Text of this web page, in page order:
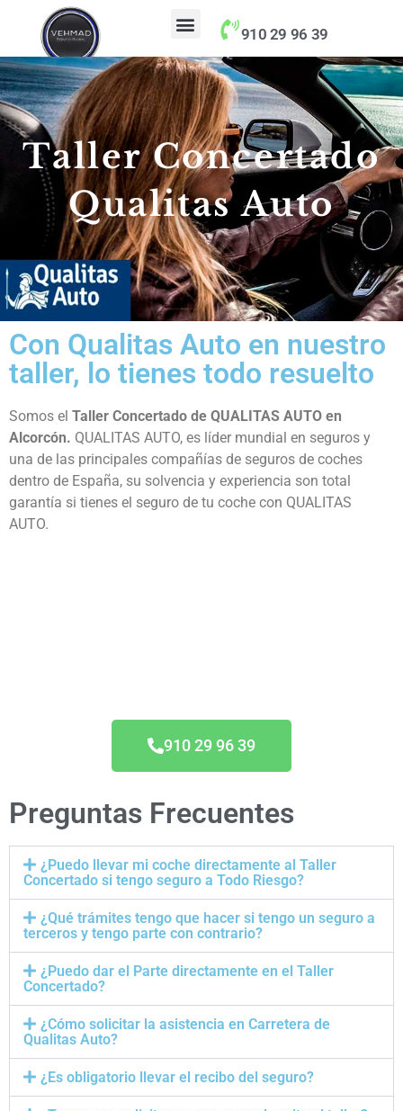
contenido
910 29 96 39
Taller Concertado
Qualitas Auto
Con Qualitas Auto en nuestro
taller, lo tienes todo resuelto
Somos el Taller Concertado de QUALITAS AUTO en
Alcorcón. QUALITAS AUTO, es líder mundial en seguros y
una de las principales compañías de seguros de coches
dentro de España, su solvencia y experiencia son total
garantía si tienes el seguro de tu coche con QUALITAS
AUTO.
910 29 96 39
Preguntas Frecuentes
¿Puedo llevar mi coche directamente al Taller
Concertado si tengo seguro a Todo Riesgo?
¿Qué trámites tengo que hacer si tengo un seguro a
terceros y tengo parte con contrario?
¿Puedo dar el Parte directamente en el Taller
Concertado?
¿Cómo solicitar la asistencia en Carretera de
Qualitas Auto?
¿Es obligatorio llevar el recibo del seguro?